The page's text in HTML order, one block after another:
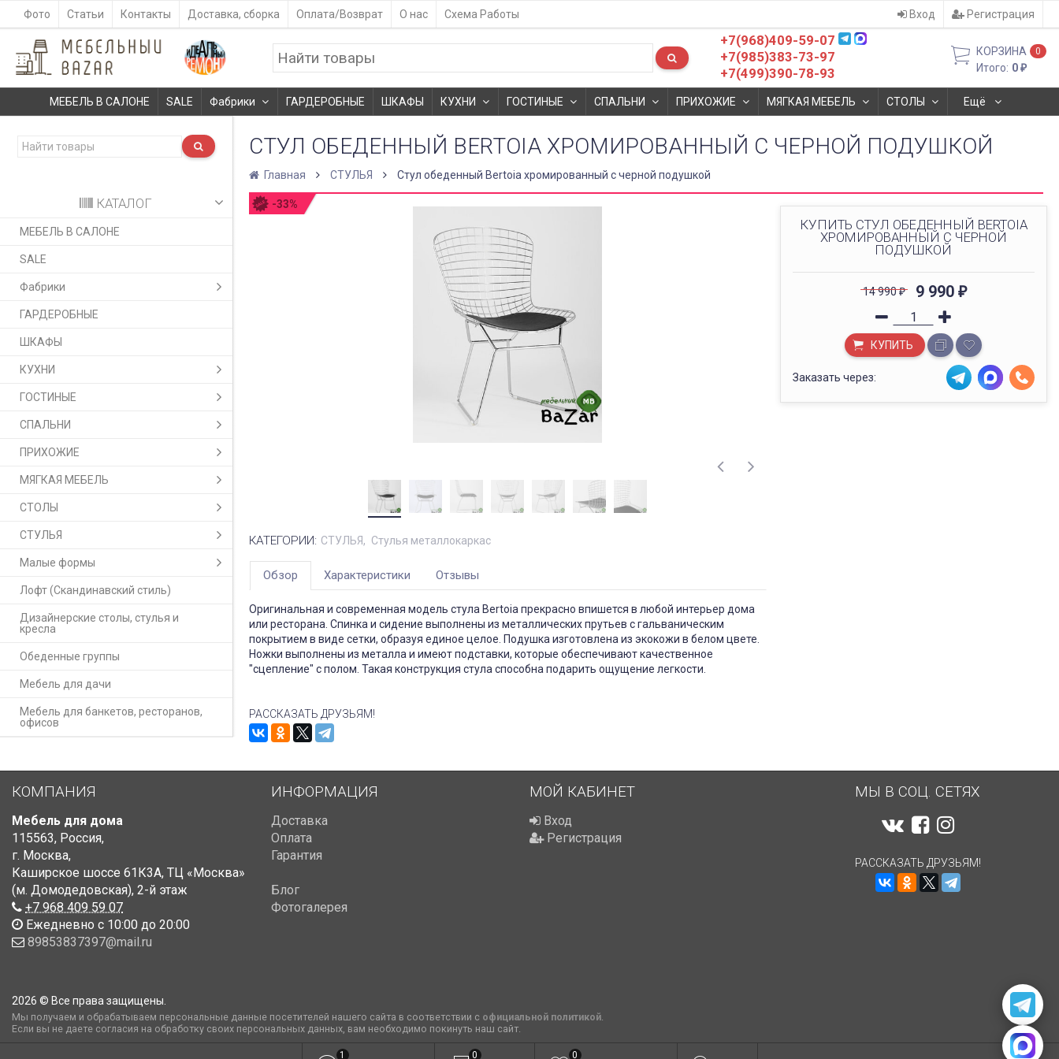
Фото Статьи Контакты Доставка, сборка Оплата/Возврат О нас Схема Работы Вход Регистрация
+7(968)409-59-07
+7(985)383-73-97
+7(499)390-78-93
КОРЗИНА 0
Итого: 0₽
МЕБЕЛЬ В САЛОНЕ SALE Фабрики ГАРДЕРОБНЫЕ ШКАФЫ КУХНИ ГОСТИНЫЕ СПАЛЬНИ ПРИХОЖИЕ МЯГКАЯ МЕБЕЛЬ СТОЛЫ Ещё
КАТАЛОГ
МЕБЕЛЬ В САЛОНЕ
SALE
Фабрики
ГАРДЕРОБНЫЕ
ШКАФЫ
КУХНИ
ГОСТИНЫЕ
СПАЛЬНИ
ПРИХОЖИЕ
МЯГКАЯ МЕБЕЛЬ
СТОЛЫ
СТУЛЬЯ
Малые формы
Лофт (Скандинавский стиль)
Дизайнерские столы, стулья и
кресла
Обеденные группы
Мебель для дачи
Мебель для банкетов, ресторанов,
офисов
СТУЛ ОБЕДЕННЫЙ BERTOIA ХРОМИРОВАННЫЙ С ЧЕРНОЙ ПОДУШКОЙ
Главная СТУЛЬЯ Стул обеденный Bertoia хромированный с черной подушкой
-33%
КУПИТЬ СТУЛ ОБЕДЕННЫЙ BERTOIA
ХРОМИРОВАННЫЙ С ЧЕРНОЙ
ПОДУШКОЙ
14 990₽ 9 990 ₽
КУПИТЬ
Заказать через:
КАТЕГОРИИ: СТУЛЬЯ Стулья металлокаркас
Обзор Характеристики Отзывы
Оригинальная и современная модель стула Bertoia прекрасно впишется в любой интерьер дома
или ресторана. Спинка и сидение выполнены из металлических прутьев с гальваническим
покрытием в виде сетки, образуя единое целое. Подушка изготовлена из экокожи в белом цвете.
Ножки выполнены из металла и имеют подставки, которые обеспечивают качественное
"сцепление" с полом. Такая конструкция стула способна подарить ощущение легкости.
РАССКАЗАТЬ ДРУЗЬЯМ!
КОМПАНИЯ
Мебель для дома
115563, Россия,
г. Москва,
Каширское шоссе 61К3А, ТЦ «Москва»
(м. Домодедовская), 2-й этаж
+7 968 409 59 07
Ежедневно с 10:00 до 20:00
89853837397@mail.ru
ИНФОРМАЦИЯ
Доставка
Оплата
Гарантия
Блог
Фотогалерея
МОЙ КАБИНЕТ
Вход
Регистрация
МЫ В СОЦ. СЕТЯХ
РАССКАЗАТЬ ДРУЗЬЯМ!
2026 © Все права защищены.
Мы получаем и обрабатываем персональные данные посетителей нашего сайта в соответствии с официальной политикой.
Если вы не даете согласия на обработку своих персональных данных, вам необходимо покинуть наш сайт.
1 0 0